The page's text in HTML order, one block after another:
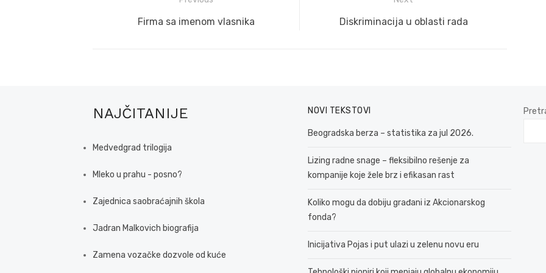
navigation
Previous
Firma sa imenom vlasnika
Next
Diskriminacija u oblasti rada
NAJČITANIJE
Medvedgrad trilogija
Mleko u prahu - posno?
Zajednica saobraćajnih škola
Jadran Malkovich biografija
Zamena vozačke dozvole od kuće
NOVI TEKSTOVI
Beogradska berza – statistika za jul 2026.
Lizing radne snage – fleksibilno rešenje za
kompanije koje žele brz i efikasan rast
Koliko mogu da dobiju građani iz Akcionarskog
fonda?
Inicijativa Pojas i put ulazi u zelenu novu eru